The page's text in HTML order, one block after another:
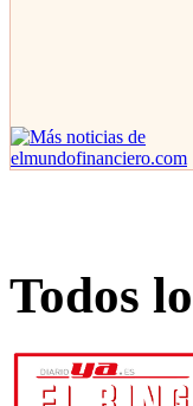
Todos